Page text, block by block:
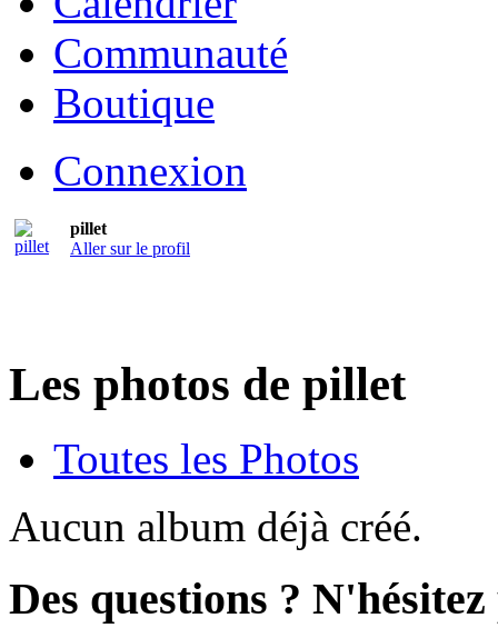
Communauté
Boutique
Connexion
pillet
Aller sur le profil
Les photos de pillet
Toutes les Photos
Aucun album déjà créé.
Des questions ?